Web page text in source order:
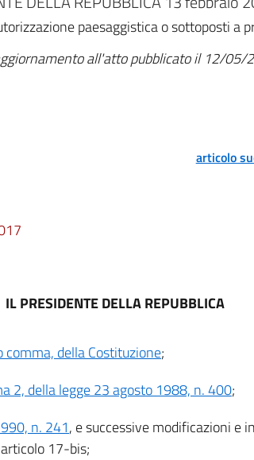
paesaggistica o sottoposti a
all'atto pubblicato il 12/05/
articolo
IL PRESIDENTE DELLA REPUBBLICA
della Costituzione;
2, della legge 23 agosto 1988, n. 400;
n. 241, e successive modificazioni e
17-bis;